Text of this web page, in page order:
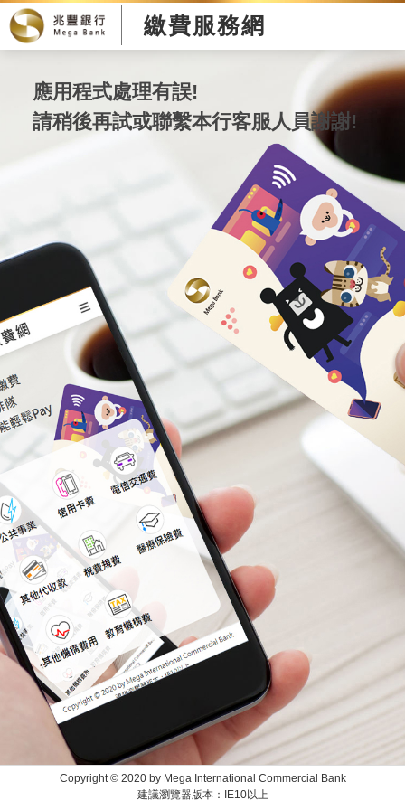
繳費服務網
應用程式處理有誤!
請稍後再試或聯繫本行客服人員謝謝!
Copyright © 2020 by Mega International Commercial Bank
建議瀏覽器版本：IE10以上